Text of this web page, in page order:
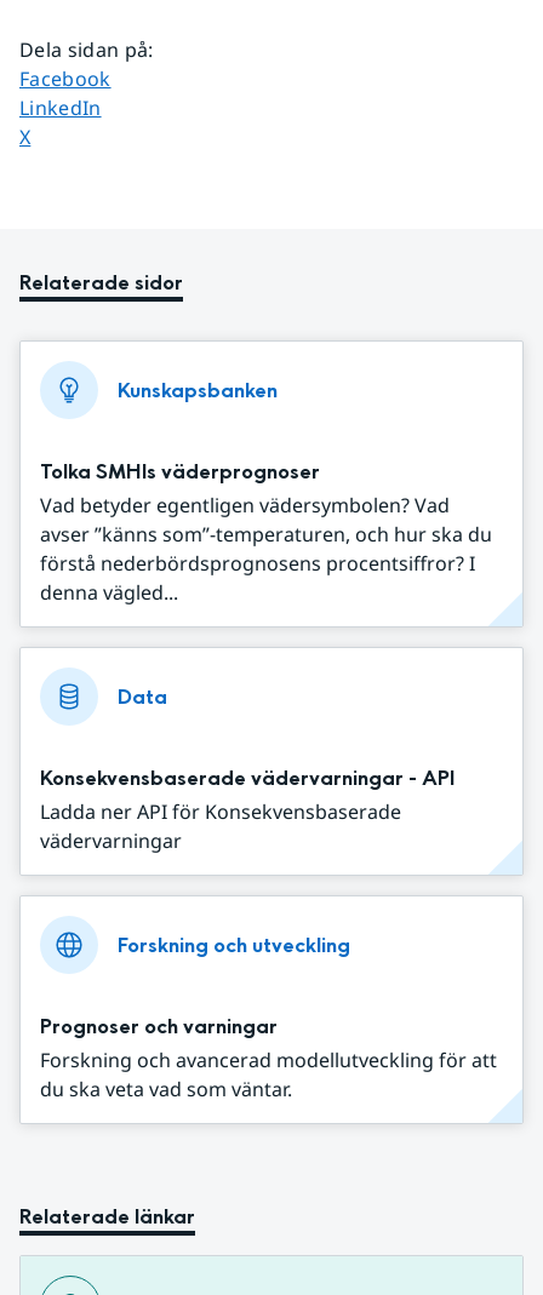
Dela sidan på:
Dela sidan på
Facebook
Dela sidan på
LinkedIn
Dela sidan på
X
Relaterade sidor
Kunskapsbanken
Tolka SMHIs väderprognoser
Vad betyder egentligen vädersymbolen? Vad
avser ”känns som”-temperaturen, och hur ska du
förstå nederbördsprognosens procentsiffror? I
denna vägled...
Data
Konsekvensbaserade vädervarningar - API
Ladda ner API för Konsekvensbaserade
vädervarningar
Forskning och utveckling
Prognoser och varningar
Forskning och avancerad modellutveckling för att
du ska veta vad som väntar.
Relaterade länkar